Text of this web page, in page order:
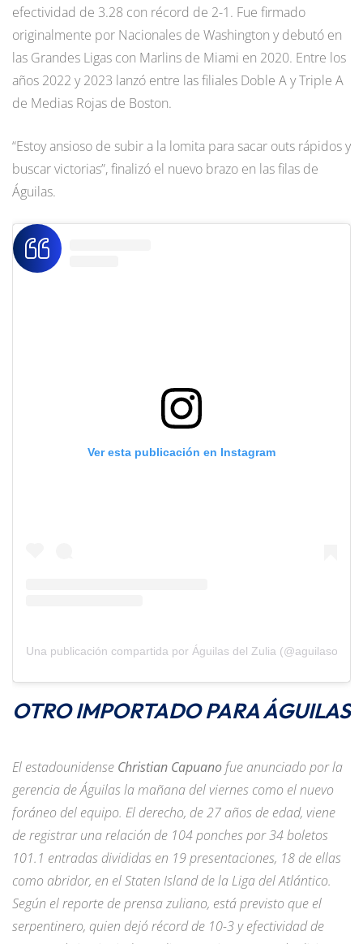
efectividad de 3.28 con récord de 2-1. Fue firmado
originalmente por Nacionales de Washington y debutó en
las Grandes Ligas con Marlins de Miami en 2020. Entre los
años 2022 y 2023 lanzó entre las filiales Doble A y Triple A
de Medias Rojas de Boston.
“Estoy ansioso de subir a la lomita para sacar outs rápidos y
buscar victorias”, finalizó el nuevo brazo en las filas de
Águilas.
Ver esta publicación en Instagram
Una publicación compartida por Águilas del Zulia
OTRO IMPORTADO PARA ÁGUILAS
El estadounidense Christian Capuanofue anunciado por la
gerencia de Águilas la mañana del viernes como el nuevo
foráneo del equipo. El derecho, de 27 años de edad, viene
de registrar una relación de 104 ponches por 34 boletos
101.1 entradas divididas en 19 presentaciones, 18 de ellas
como abridor, en el Staten Island de la Liga del Atlántico.
Según el reporte de prensa zuliano, está previsto que el
serpentinero, quien dejó récord de 10-3 y efectividad de